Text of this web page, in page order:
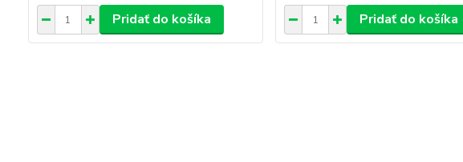
Pridať do košíka Pridať do košíka